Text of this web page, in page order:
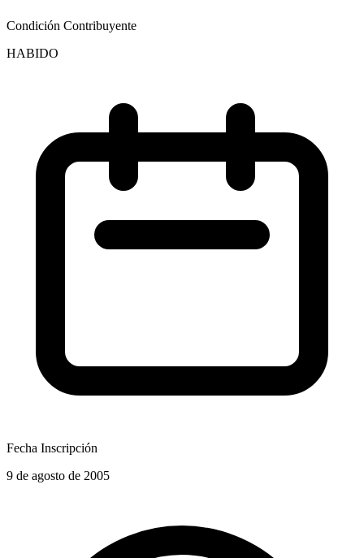
Condición Contribuyente
HABIDO
Fecha Inscripción
9 de agosto de 2005